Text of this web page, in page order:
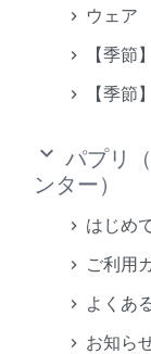
ウェア
【季節
【季節
keyboard_arrow_down パプリ
ンター）
はじめ
ご利用
よくあ
お知ら